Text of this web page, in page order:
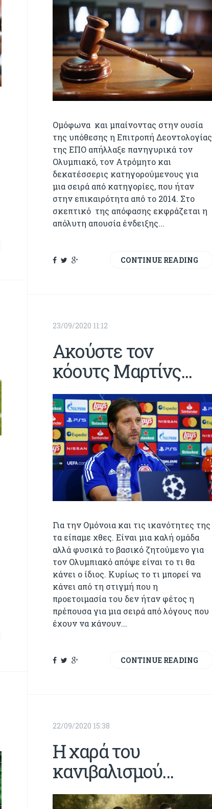
Ομόφωνα και μπαίνοντας στην ουσία
της υπόθεσης η Επιτροπή Δεοντολογίας
της ΕΠΟ απήλλαξε πανηγυρικά τον
Ολυμπιακό, τον Ατρόμητο και
δεκατέσσερις κατηγορούμενους για
μια σειρά από κατηγορίες, που ήταν
στην επικαιρότητα από το 2014. Στο
σκεπτικό της απόφασης εκφράζεται η
απόλυτη απουσία ένδειξης...
CONTINUE READING
23/09/2020 11:12
Ακούστε τον
κόουτς Μαρτίνς...
Για την Ομόνοια και τις ικανότητες της
τα είπαμε χθες. Είναι μια καλή ομάδα
αλλά φυσικά το βασικό ζητούμενο για
τον Ολυμπιακό απόψε είναι το τι θα
κάνει ο ίδιος. Κυρίως το τι μπορεί να
κάνει από τη στιγμή που η
προετοιμασία του δεν ήταν φέτος η
πρέπουσα για μια σειρά από λόγους που
έχουν να κάνουν...
CONTINUE READING
22/09/2020 15:38
Η χαρά του
κανιβαλισμού...